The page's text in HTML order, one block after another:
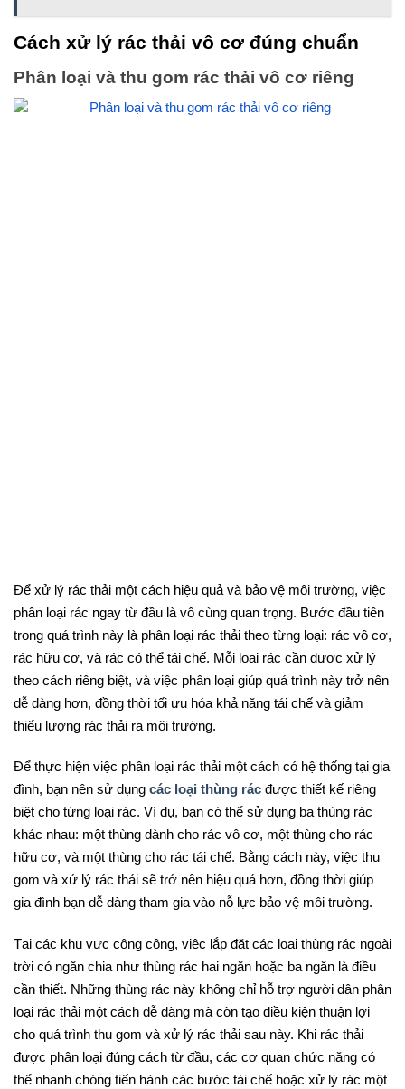
Cách xử lý rác thải vô cơ đúng chuẩn
Phân loại và thu gom rác thải vô cơ riêng
Để xử lý rác thải một cách hiệu quả và bảo vệ môi trường, việc
phân loại rác ngay từ đầu là vô cùng quan trọng. Bước đầu tiên
trong quá trình này là phân loại rác thải theo từng loại: rác vô cơ,
rác hữu cơ, và rác có thể tái chế. Mỗi loại rác cần được xử lý
theo cách riêng biệt, và việc phân loại giúp quá trình này trở nên
dễ dàng hơn, đồng thời tối ưu hóa khả năng tái chế và giảm
thiểu lượng rác thải ra môi trường.
Để thực hiện việc phân loại rác thải một cách có hệ thống tại gia
đình, bạn nên sử dụng các loại thùng rác được thiết kế riêng
biệt cho từng loại rác. Ví dụ, bạn có thể sử dụng ba thùng rác
khác nhau: một thùng dành cho rác vô cơ, một thùng cho rác
hữu cơ, và một thùng cho rác tái chế. Bằng cách này, việc thu
gom và xử lý rác thải sẽ trở nên hiệu quả hơn, đồng thời giúp
gia đình bạn dễ dàng tham gia vào nỗ lực bảo vệ môi trường.
Tại các khu vực công cộng, việc lắp đặt các loại thùng rác ngoài
trời có ngăn chia như thùng rác hai ngăn hoặc ba ngăn là điều
cần thiết. Những thùng rác này không chỉ hỗ trợ người dân phân
loại rác thải một cách dễ dàng mà còn tạo điều kiện thuận lợi
cho quá trình thu gom và xử lý rác thải sau này. Khi rác thải
được phân loại đúng cách từ đầu, các cơ quan chức năng có
thể nhanh chóng tiến hành các bước tái chế hoặc xử lý rác một